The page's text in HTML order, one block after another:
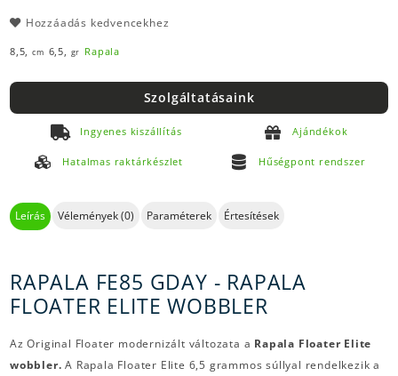
Hozzáadás kedvencekhez
8,5, cm 6,5, gr Rapala
Szolgáltatásaink
Ingyenes kiszállítás Ajándékok
Hatalmas raktárkészlet Hűségpont rendszer
Leírás Vélemények (0) Paraméterek Értesítések
RAPALA FE85 GDAY - RAPALA
FLOATER ELITE WOBBLER
Az Original Floater modernizált változata a Rapala Floater Elite
wobbler. A Rapala Floater Elite 6,5 grammos súllyal rendelkezik a